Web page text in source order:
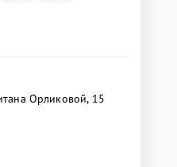
Орликовой, 15